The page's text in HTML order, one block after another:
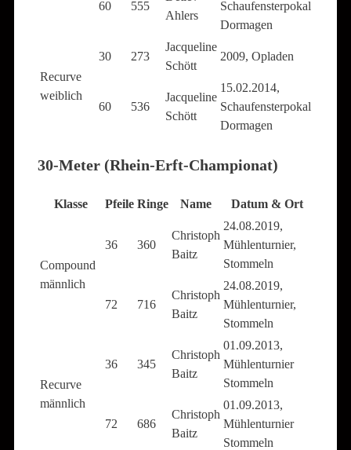
60 555
Ahlers
Schaufensterpokal
Dormagen
Recurve
weiblich
30 273
Jacqueline
Schött
2009, Opladen
60 536
Jacqueline
Schött
15.02.2014,
Schaufensterpokal
Dormagen
30-Meter (Rhein-Erft-Championat)
Klasse Pfeile Ringe Name Datum & Ort
Compound
männlich
36 360
Christoph
Baitz
24.08.2019,
Mühlenturnier,
Stommeln
72 716
Christoph
Baitz
24.08.2019,
Mühlenturnier,
Stommeln
Recurve
männlich
36 345
Christoph
Baitz
01.09.2013,
Mühlenturnier
Stommeln
72 686
Christoph
Baitz
01.09.2013,
Mühlenturnier
Stommeln